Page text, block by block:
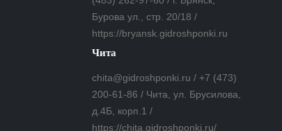
Бурова ул., стр. 20/18 /
https://bryansk.gidroshponki.ru
Чита
chita@gidroshponki.ru / +7 (473)
200-61-86 / Чита, ул. Брусилова,
д.4Б, корп.1 /
https://chita.gidroshponki.ru/